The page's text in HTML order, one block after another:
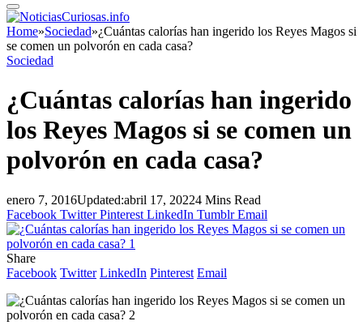
Home»Sociedad»¿Cuántas calorías han ingerido los Reyes Magos si
se comen un polvorón en cada casa?
Sociedad
¿Cuántas calorías han ingerido
los Reyes Magos si se comen un
polvorón en cada casa?
enero 7, 2016Updated:abril 17, 20224 Mins Read
Facebook Twitter Pinterest LinkedIn Tumblr Email
Share
Facebook Twitter LinkedIn Pinterest Email